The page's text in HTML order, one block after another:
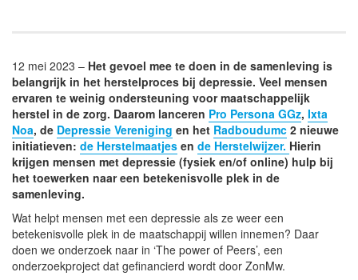
12 mei 2023 – Het gevoel mee te doen in de samenleving is
belangrijk in het herstelproces bij depressie. Veel mensen
ervaren te weinig ondersteuning voor maatschappelijk
herstel in de zorg. Daarom lanceren Pro Persona GGz, Ixta
Noa, de Depressie Vereniging en het Radboudumc 2 nieuwe
initiatieven: de Herstelmaatjes en de Herstelwijzer. Hierin
krijgen mensen met depressie (fysiek en/of online) hulp bij
het toewerken naar een betekenisvolle plek in de
samenleving.
Wat helpt mensen met een depressie als ze weer een
betekenisvolle plek in de maatschappij willen innemen? Daar
doen we onderzoek naar in ‘The power of Peers’, een
onderzoekproject dat gefinancierd wordt door ZonMw.